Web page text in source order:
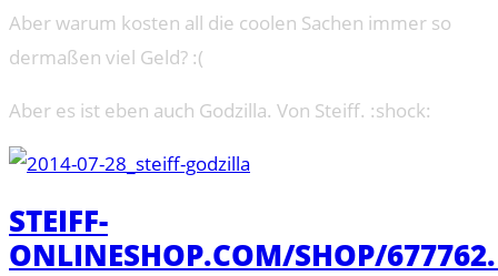
Aber warum kosten all die coolen Sachen immer so
dermaßen viel Geld? :(
Aber es ist eben auch Godzilla. Von Steiff. :shock:
STEIFF-
ONLINESHOP.COM/SHOP/